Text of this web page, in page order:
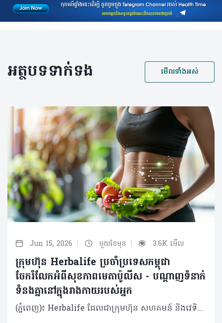
អត្ថបទទាក់ទង មើលទាំងអស់
Jun 15, 2026 | មួយខែមុន | 3.6K មើល
ក្រុមហ៊ុន Herbalife ប្រចាំប្រទេសកម្ពុជា
ចែករំលែកអំពីសុខភាពមេតាប៉ូលីស - បណ្តាញទំនាក់
ទំនងគ្នានៅក្នុងរាងកាយរបស់អ្នក
(ភ្នំពេញ)៖ Herbalife ដែលជាក្រុមហ៊ុន សហគមន៍ និងវេទិកាភ្ជាប់ទំនាក់ទំនង លំដាប់ថ្នាក់ពិភពលោក ផ្នែកសុខភាព និងសុខុមាលភាពបានចែករំលែកអំពី សុខភាពមេតាប៉ូលីសនិងបណ្តាញទំនាក់ទំនងគ្នានៅក្នុងរាងកាយរបស់អ្នក។ សុខភាពមេតាប៉ូលីស មិនមែនត្រឹមតែជាការគ្រប់គ្រងទម្ងន់ ឬជាតិស្ករនោះទេ ប៉ុន្តែវាគឺជាសមត្ថភាពរបស់រាងកាយក្នុងការបំប្លែងអាហារទៅជាថាមពលប្រកបដោយប្រសិទ្ធភាព។ វាក៏រួមបញ្ចូលទាំងការរក្សាកម្រិតជាតិស្ករ ជាតិខ្លាញ់ សម្ពាធឈាមឱ្យនៅកម្រិតល្អ និងការបង្ការការរលាករ៉ាំរ៉ៃក្នុងរាងកាយផងដែរ។ ការផ្លាស់ប្តូររបបអាហារ ការរស់នៅបែបអង្គុយច្រើនមិនសូវបញ្ចេញកម្លាំង គឺជាកត្តាជម្រុញឱ្យសុខភាពមេតាប៉ូលីសធ្លាក់ចុះ​។​ វាជាការចាំបាច់ដែលយើងត្រូវយកចិត្តទុកដាក់លើសុខភាពមេតាប៉ូលីសឱ្យបានតាំងពីដំបូង។​ យើងអាចធ្វើទៅបានតាម​រយៈ​ការទទួលទានអាហារដែលមានជីវជាតិគ្រប់គ្រាន់ និងការរក្សាទម្លាប់រស់នៅល្អៗឱ្យបានជាប់លាប់។ ការពង្រឹងសុខភាពមេតាប៉ូលីស មិនមែនជាការដោះស្រាយមួយឆាវៗនោះទេ ប៉ុន្តែវាទាមទារឱ្យយើងផ្ដោតលើការស្តារតុល្យភាពនៃប្រព័ន្ធរាងកាយទាំងមូលឡើងវិញ។ ខាងក្រោមនេះគឺជាវិធីសាស្ត្រមួយចំនួនដើម្បីសម្រេចគោលដៅនេះ៖ គន្លឹះទី ១៖ សមាសធាតុផ្សំនៃរាងកាយពិតជាសំខាន់ (Body composition matters) មេតាប៉ូលីស មិនមែនរងឥទ្ធិពលពីទម្ងន់ខ្លួនតែមួយមុខនោះទេ ប៉ុន្តែវាអាស្រ័យទៅលើសមាសធាតុផ្សំនៃរាងកាយទាំងមូល។ ការដឹងពីអត្រាធៀបរវាង សាច់ដុំ និងខ្លាញ់ ផ្តល់រូបភាពច្បាស់លាស់អំពីសុខភាពមេតាប៉ូលីស ជាងការមើលតែលើទម្ងន់ ឬសន្ទស្សន៍ម៉ាសរាងកាយ (BMI) តែម្យ៉ាង។ សាច់ដុំ កោសិកាសាច់ដុំគឺជាផ្នែកដែលសកម្មខ្លាំងក្នុងការធ្វើមេតាប៉ូលីស ដូច្នេះការមានសាច់ដុំកាន់តែច្រើន មានន័យថារាងកាយរបស់អ្នកប្រើប្រាស់ថាមពលកាន់តែច្រើន សូម្បីតែក្នុងពេលដែលអ្នកកំពុងសម្រាកក៏ដោយ។ ខ្លាញ់ ជាផ្នែកសំខាន់នៃសុខភាពមេតាប៉ូលីស វាជាប្រភពថាមពលដែលរាងកាយពឹងផ្អែកពេញមួយថ្ងៃ ហើយវាក៏ជាផ្នែកមួយ​ដែលជួយបង្កើតភ្នាសការពារកោសិកាផងដែរ។ ទោះជាយ៉ាងណាក៏ដោយ ខ្លាញ់ច្រើនពេក ជាពិសេសខ្លាញ់មិនល្អនៅជុំវិញសរីរាង្គខាងក្នុង (Internal Organ) អាចរំខានដល់តុល្យភាពមេតាប៉ូលីស និងអាច បង្កើនហានិភ័យនៃការរលាកផ្សេងៗ។ ខ្លាញ់ល្អ ដូចជាអាស៊ីតខ្លាញ់អូមេហ្គា-៣ (Omega-3) នៅក្នុងត្រី ខ្លាញ់នៅក្នុងគ្រាប់ធញ្ញជាតិ និងប្រេងអូលីវ គឺជួយពង្រឹងមុខងារមេតាប៉ូលីស។ ការស្រាវជ្រាវបានបង្ហាញថា អូមេហ្គា-៣ ជួយដល់ការបង្កើតសាច់ដុំ និងស្តារសាច់ដុំក្រោយហាត់ប្រាណឡើងវិញផងដែរ។ លើសពីនេះ វាក៏ជួយឱ្យរាងកាយប្រើប្រាស់ជាតិស្ករបានល្អ (អាំងស៊ុយលីន) ជួយគ្រប់គ្រងទម្ងន់ និងការពារកុំឱ្យបាត់បង់កម្លាំងសាច់ដុំ ចំពោះមនុស្សចាស់ដែលប្រឈមនឹងការស្រកសាច់ដុំតាមវ័យផងដែរ។ គន្លឹះទី ២៖ ការគ្រប់គ្រងកម្រិតជាតិស្ករក្នុងឈាម ការរក្សាកម្រិតជាតិស្ករក្នុងឈាមឱ្យមានលំនឹង គឺជាចំណុចដ៏សំខាន់បំផុតសម្រាប់សុខភាពមេតាប៉ូលីស។ នៅពេលយើងញ៉ាំកាបូអ៊ីដ្រាត ជាតិស្ករនឹងចូលទៅក្នុងឈាម រាងកាយនឹងបញ្ចេញអាំងស៊ុយលីន ដើម្បីជួយបញ្ជូនជាតិស្ករទាំងនោះទៅក្នុងកោសិកាសម្រាប់បង្កើតជាថាមពល។ ផ្ទុយទៅវិញ ការញ៉ាំអាហារដែលមានជាតិស្ករខ្ពស់ ញឹកញាប់ពេក (ដូចជា នំខេក នំបុ័ងស ឬភេសជ្ជៈផ្អែម) ដែលខ្វះជាតិសរសៃ និងប្រូតេអ៊ីន នឹងធ្វើឱ្យជាតិស្ករក្នុងឈាមឡើងខ្ពស់ខ្លាំងភ្លាមៗ ដែលបន្ទាប់មកបង្ខំឱ្យរាងកាយបញ្ចេញអាំងស៊ុយលីនមកច្រើនហួសប្រមាណ ដែលយូរៗទៅនឹងធ្វើឱ្យមេតាប៉ូលីសចុះខ្សោយ។ ដើម្បីឱ្យរាងកាយគ្រប់គ្រងថាមពលបានល្អ យើងគួរផ្តោតលើអាហារដែលមានតុល្យភាពដូចជា ម្សៅដែលមិនសូវឡើងជាតិស្ករខ្លាំង (Low-glycemic) ប្រូតេអ៊ីន ខ្លាញ់ល្អ និងជាតិសរសៃឱ្យបានច្រើន។ ការទទួលទានអាហារឱ្យទៀងពេលវេលា និងការចៀសវាងការទទួលទានពេលយប់ជ្រៅ គឺមានសារៈសំខាន់ខ្លាំងណាស់ ដើម្បីឱ្យប្រព័ន្ធមេតាប៉ូលីសដំណើរការស្របទៅតាមអ្វីដែលដែលរាងកាយអ្នកទម្លាប់ពីធម្មជាតិមកស្រាប់។ ការធ្វើបែបនេះ នឹងជួយឱ្យរាងកាយប្រើប្រាស់អាំងស៊ុយលីនបានកាន់តែមានប្រសិទ្ធភាព និងជួយឱ្យការទាញយកថាមពលមកប្រើប្រាស់បានកាន់តែល្អប្រសើរ។ គន្លឹះទី ៣៖ សុខភាពពោះវៀន ពោះវៀនត្រូវបានគេហៅថាជា "ខួរក្បាលទីពីរ" របស់រាងកាយ ហើយវាគឺជាកត្តាដ៏សំខាន់បំផុតមួយដែលជួយជម្រុញសុខភាពមេតាប៉ូលីស។ នៅក្នុងពោះវៀនមានមីក្រូសារពាង្គកាយតូចៗរាប់លាន ដែលធ្វើការងារយ៉ាងជិតស្និទ្ធជាមួយសរីរាង្គ​ផ្សេង​ៗ ដើម្បីជួយដល់ការបំប្លែងសារធាតុចិញ្ចឹម និងការទាញយកថាមពលពីអាហារ។ ប្រសិនបើពោះវៀនមានសុខភាពល្អ និងមានតុល្យភាព នោះមានន័យថាមេតាប៉ូលីសក៏ដំណើរការបានល្អផងដែរ។ សុខភាពពោះវៀន គឺជាដំណើរការដែលត្រូវធ្វើការបន្តិចម្តងៗ តាមរយៈការញ៉ាំអាហារដែលមានប្រូបាយអូទិក (Probiotics) អាហារដែលមានជាតិសរសៃ (Prebiotics)​ របបអាហារដែលមានតុល្យភាព និងការរស់នៅប្រកបដោយទម្លាប់ល្អ។ ការអនុវត្តទម្លាប់ទាំងនេះជាប់លាប់ នឹងជួយចិញ្ចឹមមីក្រូសារពាង្គកាយល្អៗក្នុងពោះវៀនឱ្យកាន់តែរឹងមាំ ដែលជួយដល់ប្រព័ន្ធភាពស៊ាំ កាត់បន្ថយការរលាកក្នុងរាងកាយ និងជម្រុញឱ្យប្រព័ន្ធមេតាប៉ូលីសដំណើរការបានកាន់តែប្រសើរ។ គន្លឹះទី ៤៖ ការសម្រាក និងការស្តារឡើងវិញ (Rest and reset) ការគេងបានស្កប់ស្កល់ និងការគ្រប់គ្រងស្ត្រេសបានល្អ ជួយឱ្យអ័រម៉ូនក្នុងរាងកាយមានលំនឹង ដែលជួយឱ្យប្រព័ន្ធមេតាប៉ូលីសដំណើរការបានល្អ ជួយគ្រប់គ្រងចំណង់អាហារ និងរក្សាកម្រិតជាតិស្ករក្នុងឈាមឱ្យមានស្ថេរភាព។ អ្វីដែលស្បែករបស់អ្នកអាចប្រាប់អំពីសុខភាពមេតាប៉ូលីស ទោះបីជាសុខភាពមេតាប៉ូលីសដំណើរការនៅខាងក្នុងក៏ដោយ ប៉ុន្តែផលប៉ះពាល់របស់វាក៏អាចបង្ហាញឱ្យឃើញនៅលើស្បែកផងដែរ។ ទោះបីជាសុខភាពស្បែកមិនមែនជាអ្នកកំណត់មុខងារមេតាប៉ូលីសក៏ដោយ ប៉ុន្តែវាអាចឆ្លុះបញ្ចាំងពីអតុល្យភាពដែលពាក់ព័ន្ធនឹងសុខភាពពោះវៀន ការគ្រប់គ្រងជាតិស្ករ សមាសធាតុផ្សំនៃរាងកាយ ការគេង ព្រមទាំងស្ត្រេសផងដែរ។ ស្បែកដែលថ្លា និងភ្លឺរលោង (Glass skin) ដែលមនុស្សជាច្រើនប្រាថ្នាចង់បាន គឺចាប់ផ្តើមចេញពីការផ្តល់អាហារូបត្ថម្ភដល់រាងកាយពីខាងក្នុង ៖ ប្រូតេអ៊ីន៖ ការទទួលទានប្រូតេអ៊ីនឱ្យបានគ្រប់គ្រាន់ជួយដល់ការជួសជុល និងបង្កើតកោសិកាស្បែកថ្មី បន្លែផ្លែឈើចម្រុះពណ៌៖ ផ្តល់នូវសារធាតុប្រឆាំងអុកស៊ីតកម្ម ដូចជាវីតាមីន A, C, E និងសារធាតុរុក្ខជាតិ (Phytonutrients) ដែលជួយការពារប្រឆាំងនឹងភាពតានតឹងអុកស៊ីតកម្ម និងជួយដល់ការបង្កើត Collagen ការរក្សាជាតិទឹក៖ ការញ៉ាំទឹកឱ្យបានគ្រប់គ្រាន់ និងអាហារដែលមានជីវជាតិចម្រុះមុខ ជួយរក្សារស្បែកឱ្យមានភាពយឺត និងស្រស់ថ្លា សុខភាពមេតាប៉ូលីសល្អ គឺជាការរៀបចំប្រព័ន្ធរាងកាយឱ្យមានភាពស៊ីសង្វាក់គ្នា។ ការជ្រើសរើសទម្លាប់ល្អៗជារៀងរាល់ថ្ងៃ ទោះបីជាជារឿងតូចតាច ក៏អាចបង្កើតជាគ្រឹះដ៏រឹងមាំសម្រាប់សុខភាពមេតាប៉ូលីស និងជួយឱ្យមានសុខភាពល្អក្នុងរយៈពេលវែង។ អំពីក្រុមហ៊ុន Herbalife ក្រុមហ៊ុន Herbalife (NYSE: HLF) គឺជាក្រុមហ៊ុនសុខភាព និងសុខុមាលភាពឈានមុខគេ និងជាសហគមន៍ដែលកំពុងផ្លាស់ប្តូរជីវិតរបស់មនុស្សជាមួយនឹងផលិតផលអាហារូបត្ថម្ភដ៏អស្ចារ្យ និងជាឱកាសអាជីវកម្មសម្រាប់សមាជិកឯករាជ្យ​របស់ខ្លួនចាប់តាំងពីឆ្នាំ 1980។ ក្រុមហ៊ុនផ្តល់ជូននូវផលិតផលដែលគាំទ្រដោយវិទ្យាសាស្រ្តដល់អ្នកប្រើប្រាស់នៅក្នុងទីផ្សារជាង 90។ តាមរយៈសមាជិកឯករាជ្យដែលផ្តល់ជូននូវការបណ្តុះបណ្តាលមួយទល់មួយ និងផ្តល់ការគាំទ្រសហគមន៍ដោយបំផុសគំនិតឱ្យអតិថិជនប្រកាន់ខ្ជាប់នូវរបៀបរស់នៅដែលមានភាពសកម្ម។